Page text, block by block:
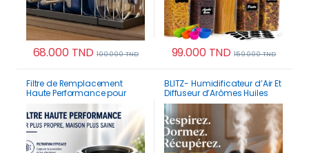
68.000TND 100.000TND 99.000TND 159.000TND
Filtre de Remplacement
Haute Performance pour
Aspirateur – Filtration
Efficace & Qualité Durable
BLITZ- Humidificateur d’Air Et
Diffuseur d’Arômes Huiles
Essentielles 500 ml
Rechargeable & Portable